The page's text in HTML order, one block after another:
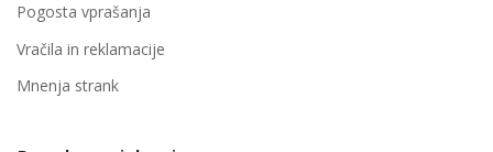
Pogosta vprašanja
Vračila in reklamacije
Mnenja strank